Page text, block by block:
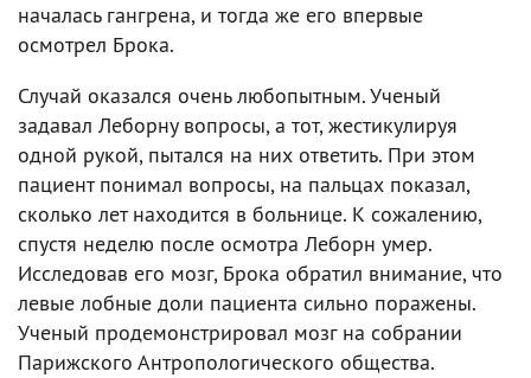
началась гангрена, и тогда же его впервые
осмотрел Брока.
Случай оказался очень любопытным. Ученый
задавал Леборну вопросы, а тот, жестикулируя
одной рукой, пытался на них ответить. При этом
пациент понимал вопросы, на пальцах показал,
сколько лет находится в больнице. К сожалению,
спустя неделю после осмотра Леборн умер.
Исследовав его мозг, Брока обратил внимание, что
левые лобные доли пациента сильно поражены.
Ученый продемонстрировал мозг на собрании
Парижского Антропологического общества.